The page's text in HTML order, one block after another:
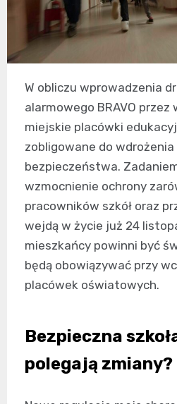
W obliczu wprowadzenia
alarmowego BRAVO przez
miejskie placówki
zobligowane do
bezpieczeństwa.
wzmocnienie ochrony
pracowników szkół oraz
wejdą w życie już 24
mieszkańcy powinni być
będą obowiązywać przy
placówek oświatowych.
Bezpieczna
polegają zmiany?